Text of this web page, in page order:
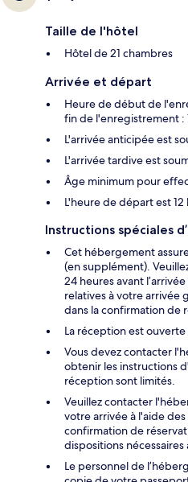
Taille de l'hôtel
Hôtel de 21 chambres
Arrivée et départ
Heure de début de
fin de l'enregistrement :
L'arrivée anticipée est
L'arrivée tardive est
Âge minimum pour
L'heure de départ est 12
Instructions spéciales
Cet hébergement
(en supplément).
24 heures avant
relatives à votre arrivée
dans la confirmation de
La réception est
Vous devez contacter
obtenir les instructions
réception sont limités.
Veuillez contacter
votre arrivée à l'aide
confirmation de
dispositions
Le personnel de